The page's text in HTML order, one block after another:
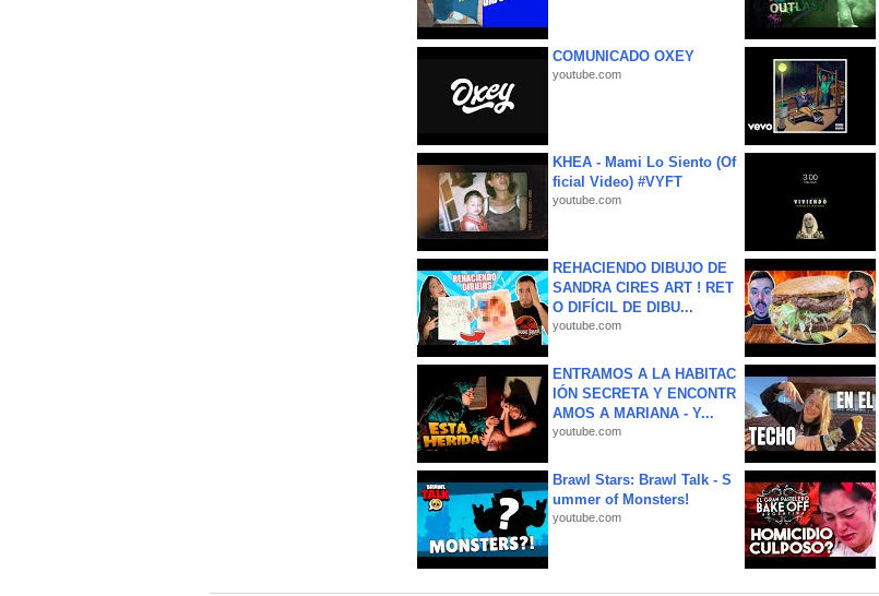
COMUNICADO OXEY
youtube.com
KHEA - Mami Lo Siento (Of
ficial Video) #VYFT
youtube.com
REHACIENDO DIBUJO DE
SANDRA CIRES ART ! RET
O DIFÍCIL DE DIBU...
youtube.com
ENTRAMOS A LA HABITAC
IÓN SECRETA Y ENCONTR
AMOS A MARIANA - Y...
youtube.com
Brawl Stars: Brawl Talk - S
ummer of Monsters!
youtube.com